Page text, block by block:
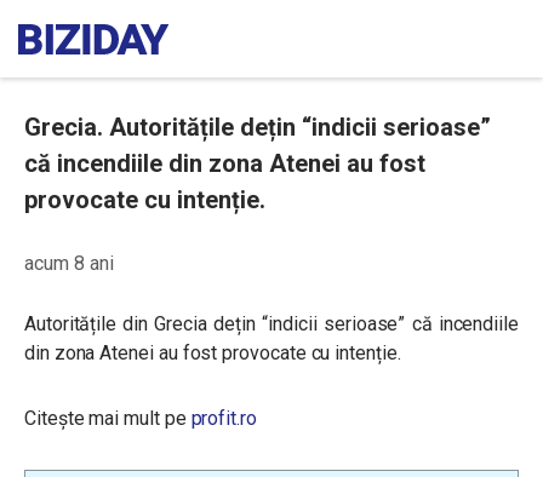
Grecia. Autoritățile dețin “indicii serioase”
că incendiile din zona Atenei au fost
provocate cu intenție.
acum 8 ani
Autoritățile din Grecia dețin “indicii serioase” că incendiile
din zona Atenei au fost provocate cu intenție.
Citește mai mult pe profit.ro